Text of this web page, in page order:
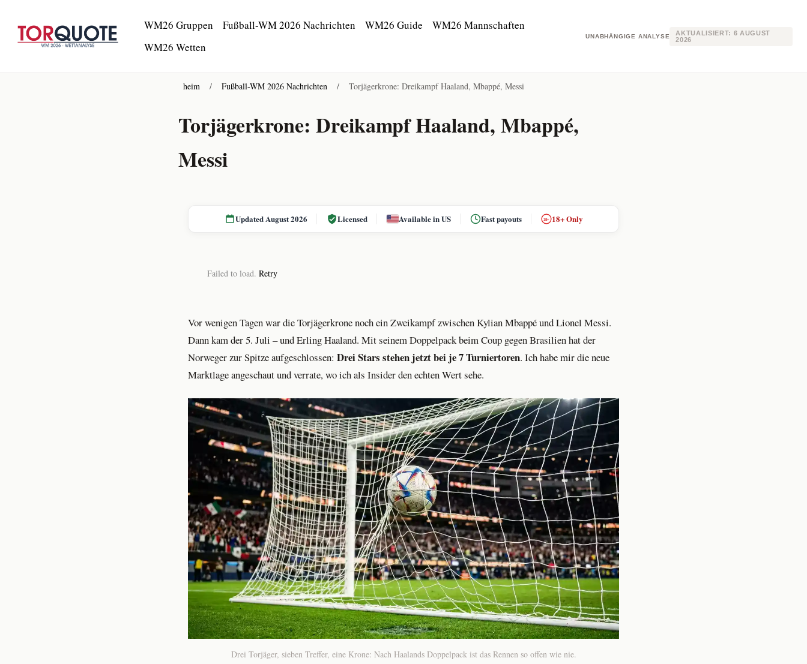
WM26 Gruppen Fußball-WM 2026 Nachrichten WM26 Guide
WM26 Mannschaften
WM26 Wetten
UNABHÄNGIGE ANALYSE AKTUALISIERT: 6 AUGUST
2026
heim / Fußball-WM 2026 Nachrichten / Torjägerkrone: Dreikampf Haaland, Mbappé, Messi
Torjägerkrone: Dreikampf Haaland, Mbappé,
Messi
Updated August 2026 Licensed Available in US Fast payouts 18+ 18+ Only
Failed to load. Retry
Vor wenigen Tagen war die Torjägerkrone noch ein Zweikampf zwischen Kylian Mbappé und Lionel Messi.
Dann kam der 5. Juli – und Erling Haaland. Mit seinem Doppelpack beim Coup gegen Brasilien hat der
Norweger zur Spitze aufgeschlossen: Drei Stars stehen jetzt bei je 7 Turniertoren. Ich habe mir die neue
Marktlage angeschaut und verrate, wo ich als Insider den echten Wert sehe.
Drei Torjäger, sieben Treffer, eine Krone: Nach Haalands Doppelpack ist das Rennen so offen wie nie.